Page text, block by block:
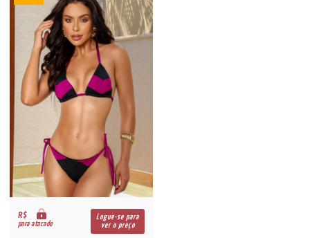
R$
para atacado
Logue-se para
ver o preço